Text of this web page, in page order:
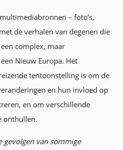
– foto’s,
de verhalen van degenen die
complex, maar
Nieuw Europa. Het
tentoonstelling is om de
en hun invloed op
en om verschillende
onthullen.
gevolgen van sommige